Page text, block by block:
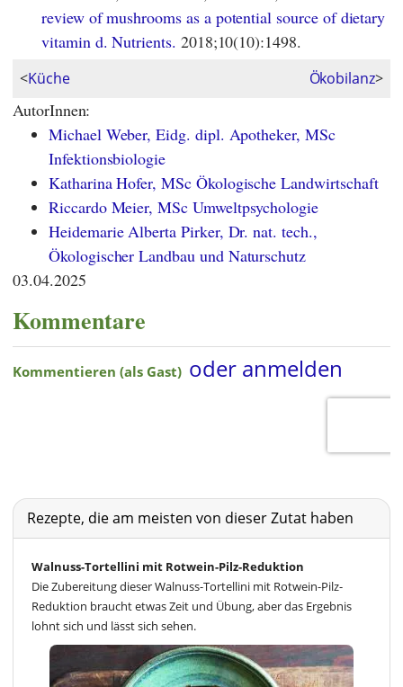
review of mushrooms as a potential source of dietary
vitamin d. Nutrients. 2018;10(10):1498.
<Küche Ökobilanz>
AutorInnen:
Michael Weber, Eidg. dipl. Apotheker, MSc
Infektionsbiologie
Katharina Hofer, MSc Ökologische Landwirtschaft
Riccardo Meier, MSc Umweltpsychologie
Heidemarie Alberta Pirker, Dr. nat. tech.,
Ökologischer Landbau und Naturschutz
03.04.2025
Kommentare
Rezepte, die am meisten von dieser Zutat haben
Walnuss-Tortellini mit Rotwein-Pilz-Reduktion
Die Zubereitung dieser Walnuss-Tortellini mit Rotwein-Pilz-
Reduktion braucht etwas Zeit und Übung, aber das Ergebnis
lohnt sich und lässt sich sehen.